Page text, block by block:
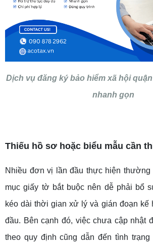
Dịch vụ đăng ký bảo hiểm xã hội
nhanh gọn
Thiếu hồ sơ hoặc biểu mẫu cần
Nhiều đơn vị lần đầu thực hiện thường
mục giấy tờ bắt buộc nên dễ phải bổ
kéo dài thời gian xử lý và gián đoạn kế
đầu. Bên cạnh đó, việc chưa cập nhật
theo quy định cũng dẫn đến tình